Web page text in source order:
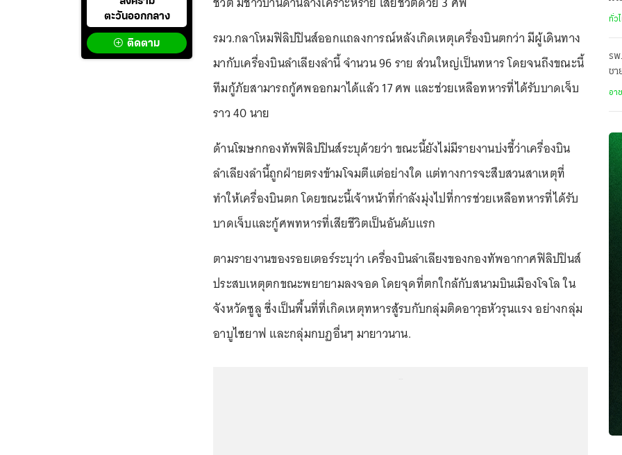
ตะวันออกกลาง
ติดตาม
รมว.กลาโหมฟิลิปปินส์ออกแถลงการณ์หลังเกิดเหตุเครื่องบินตกว่า มีผู้เดินทาง
มากับเครื่องบินลำเลียงลำนี้ จำนวน 96 ราย ส่วนใหญ่เป็นทหาร โดยจนถึงขณะนี้
ทีมกู้ภัยสามารถกู้ศพออกมาได้แล้ว 17 ศพ และช่วยเหลือทหารที่ได้รับบาดเจ็บ
ราว 40 นาย
ด้านโฆษกกองทัพฟิลิปปินส์ระบุด้วยว่า ขณะนี้ยังไม่มีรายงานบ่งชี้ว่าเครื่องบิน
ลำเลียงลำนี้ถูกฝ่ายตรงข้ามโจมตีแต่อย่างใด แต่ทางการจะสืบสวนสาเหตุที่
ทำให้เครื่องบินตก โดยขณะนี้เจ้าหน้าที่กำลังมุ่งไปที่การช่วยเหลือทหารที่ได้รับ
บาดเจ็บและกู้ศพทหารที่เสียชีวิตเป็นอันดับแรก
ตามรายงานของรอยเตอร์ระบุว่า เครื่องบินลำเลียงของกองทัพอากาศฟิลิปปินส์
ประสบเหตุตกขณะพยายามลงจอด โดยจุดที่ตกใกล้กับสนามบินเมืองโจโล ใน
จังหวัดซูลู ซึ่งเป็นพื้นที่ที่เกิดเหตุทหารสู้รบกับกลุ่มติดอาวุธหัวรุนแรง อย่างกลุ่ม
อาบูไซยาฟ และกลุ่มกบฏอื่นๆ มายาวนาน.
ทั่ว
รพ
ชา
อา